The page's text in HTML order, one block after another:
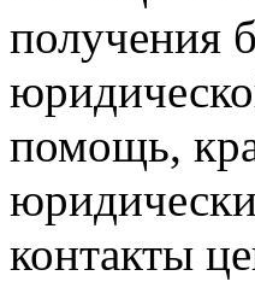
получения
помощь,
контакты